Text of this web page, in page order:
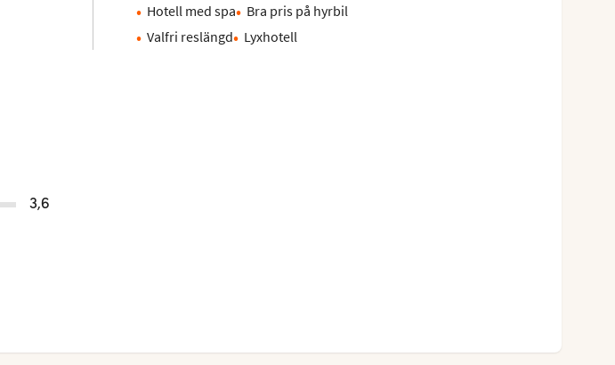
3,6
Hotell med spa
Bra pris på hyrbil
Valfri reslängd
Lyxhotell